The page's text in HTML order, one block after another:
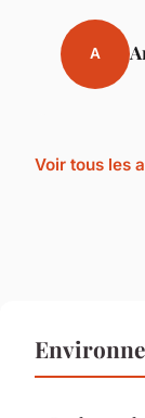
A
Voir tous les